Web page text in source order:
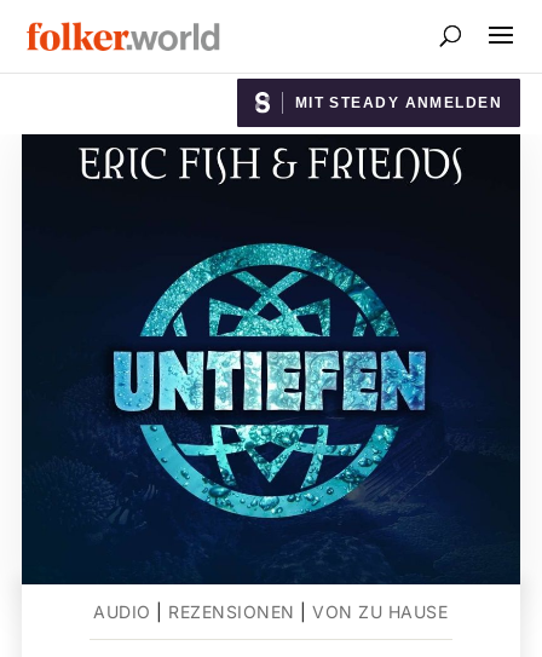
MIT STEADY ANMELDEN
AUDIO REZENSIONEN |VON ZU HAUSE